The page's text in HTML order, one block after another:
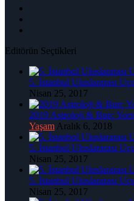
Editörün Seçtikleri
5. İstanbul Uluslararası
Nisan 25, 2017
2019 Astroloji & Burç
Yaşam Aralık 6, 2018
5. İstanbul Uluslararası
Nisan 25, 2017
5. İstanbul Uluslararası
Nisan 25, 2017